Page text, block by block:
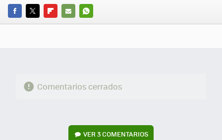
FACEBOOK
TWITTERFLIPBOARD
E-
WHATSAPP
Comentarios cerrados
VER3 COMENTARIOS